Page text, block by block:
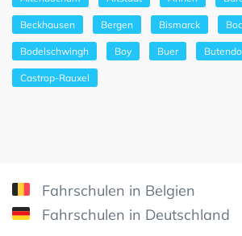
Beckhausen Bergen Bismarck
Bodelschwingh Boy Buer
Castrop-Rauxel
Fahrschulen in Belgien
Fahrschulen in Deutschland